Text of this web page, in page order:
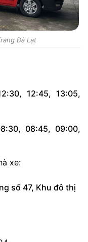
Đà Lạt
12:45, 13:05,
08:45, 09:00,
xe:
số 47, Khu đô thị